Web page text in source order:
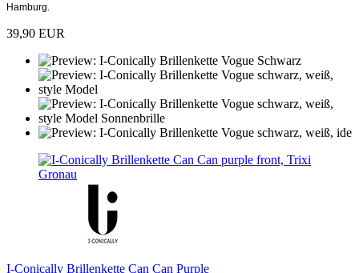
Hamburg.
39,90 EUR
I-Conically Brillenkette Can Can Purple